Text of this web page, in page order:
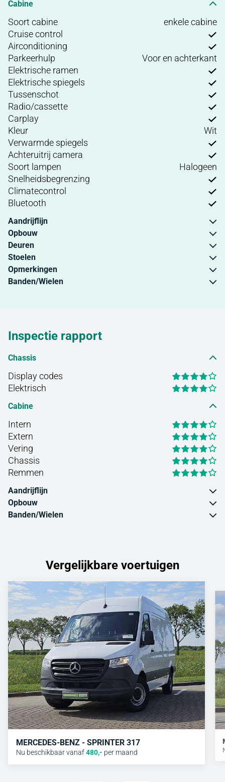
Cabine
Soort cabine
enkele cabine
Cruise control
Airconditioning
Parkeerhulp
Voor en achterkant
Elektrische ramen
Elektrische spiegels
Tussenschot
Radio/cassette
Carplay
Kleur
Wit
Verwarmde spiegels
Achteruitrij camera
Soort lampen
Halogeen
Snelheidsbegrenzing
Climatecontrol
Bluetooth
Aandrijflijn
Opbouw
Deuren
Stoelen
Opmerkingen
Banden/Wielen
Inspectie rapport
Chassis
Display codes
Elektrisch
Cabine
Intern
Extern
Vering
Chassis
Remmen
Aandrijflijn
Opbouw
Banden/Wielen
Vergelijkbare voertuigen
MERCEDES-BENZ - SPRINTER 317
Nu beschikbaar vanaf480,- per maand